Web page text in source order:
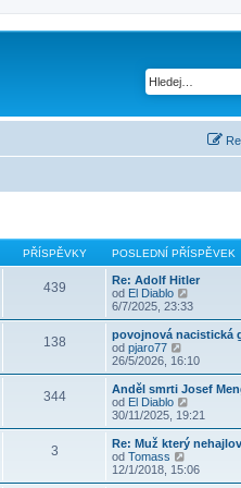
PŘÍSPĚVKY POSLEDNÍ PŘÍSPĚVEK
439
Re: Adolf Hitler
od El Diablo
o
b
r
z
p
o
s
e
n
6/7/2025, 23:33
138
povojnová nacistická
od pjaro77
o
b
r
a
z
t
p
o
s
26/5/2026, 16:10
344
Anděl smrti Josef
od El Diablo
o
b
r
z
30/11/2025, 19:21
3
Re: Muž který
od Tomass
o
b
12/1/2018, 15:06